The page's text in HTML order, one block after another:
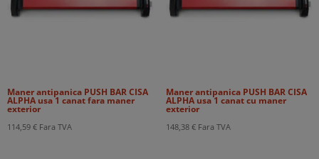
Maner antipanica PUSH BAR CISA
ALPHA usa 1 canat fara maner
exterior
114,59 € Fara TVA
Maner antipanica PUSH BAR CISA
ALPHA usa 1 canat cu maner
exterior
148,38 € Fara TVA